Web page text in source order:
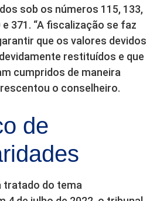
sob os números 115, 133,
e 371. “A fiscalização se faz
que os valores devidos
restituídos e que
cumpridos de maneira
o conselheiro.
de
tratado do tema